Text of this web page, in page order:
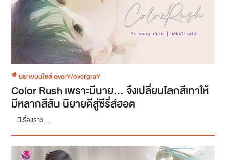
นิยายอินไซต์ everY/overgraY
Color Rush เพราะมีนาย… จึงเปลี่ยนโลกสีเทาให้
มีหลากสีสัน นิยายดีสู่ซีรี่ส์ฮอต
มีเรื่องราว...